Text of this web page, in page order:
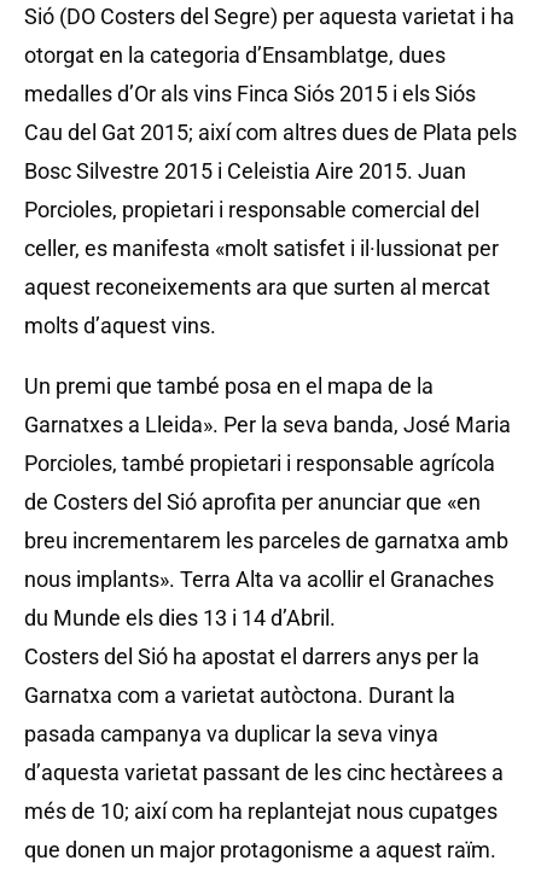
Sió (DO Costers del Segre) per aquesta varietat i ha
otorgat en la categoria d’Ensamblatge, dues
medalles d’Or als vins Finca Siós 2015 i els Siós
Cau del Gat 2015; així com altres dues de Plata pels
Bosc Silvestre 2015 i Celeistia Aire 2015. Juan
Porcioles, propietari i responsable comercial del
celler, es manifesta «molt satisfet i il·lussionat per
aquest reconeixements ara que surten al mercat
molts d’aquest vins.
Un premi que també posa en el mapa de la
Garnatxes a Lleida». Per la seva banda, José Maria
Porcioles, també propietari i responsable agrícola
de Costers del Sió aprofita per anunciar que «en
breu incrementarem les parceles de garnatxa amb
nous implants». Terra Alta va acollir el Granaches
du Munde els dies 13 i 14 d’Abril.
Costers del Sió ha apostat el darrers anys per la
Garnatxa com a varietat autòctona. Durant la
pasada campanya va duplicar la seva vinya
d’aquesta varietat passant de les cinc hectàrees a
més de 10; així com ha replantejat nous cupatges
que donen un major protagonisme a aquest raïm.